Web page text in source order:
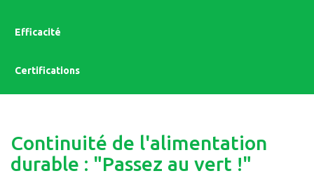
Efficacité
Certifications
Continuité de l'alimentation
durable : "Passez au vert !"